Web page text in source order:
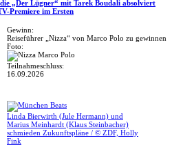
„Der Lügner“ mit Tarek Boudali absolviert
Premiere im Ersten
Gewinn:
Reiseführer „Nizza“ von Marco Polo zu gewinnen
Foto:
Teilnahmeschluss:
16.09.2026
Linda Bierwirth (Jule Hermann) und
Marius Meinhardt (Klaus Steinbacher)
schmieden Zukunftspläne / © ZDF, Holly
Fink